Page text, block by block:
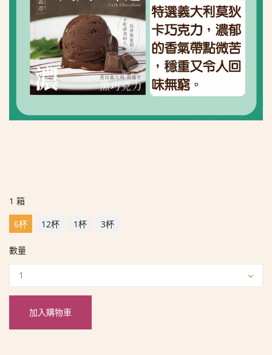
1 箱
6杯
12杯 1杯 3杯
數量
加入購物車